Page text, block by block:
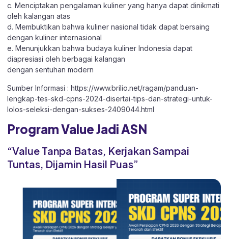
c. Menciptakan pengalaman kuliner yang hanya dapat dinikmati
oleh kalangan atas
d. Membuktikan bahwa kuliner nasional tidak dapat bersaing
dengan kuliner internasional
e. Menunjukkan bahwa budaya kuliner Indonesia dapat
diapresiasi oleh berbagai kalangan
dengan sentuhan modern
Sumber Informasi : https://www.brilio.net/ragam/panduan-
lengkap-tes-skd-cpns-2024-disertai-tips-dan-strategi-untuk-
lolos-seleksi-dengan-sukses-2409044.html
Program Value Jadi ASN
“Value Tanpa Batas, Kerjakan Sampai
Tuntas, Dijamin Hasil Puas”